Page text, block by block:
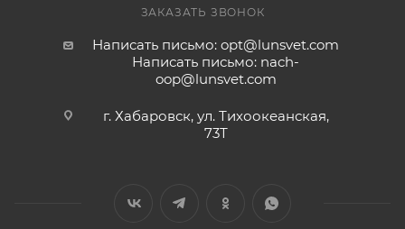
ЗАКАЗАТЬ ЗВОНОК
Написать письмо: opt@lunsvet.com
Написать письмо: nach-
oop@lunsvet.com
г. Хабаровск, ул. Тихоокеанская,
73Т